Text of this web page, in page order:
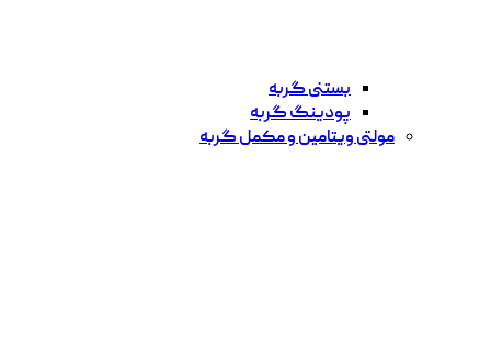
بستنی گربه
پودینگ گربه
مولتی ویتامین و مکمل گربه